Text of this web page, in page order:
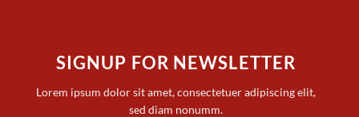
SIGNUP FOR NEWSLETTER
Lorem ipsum dolor sit amet, consectetuer adipiscing elit,
sed diam nonumm.